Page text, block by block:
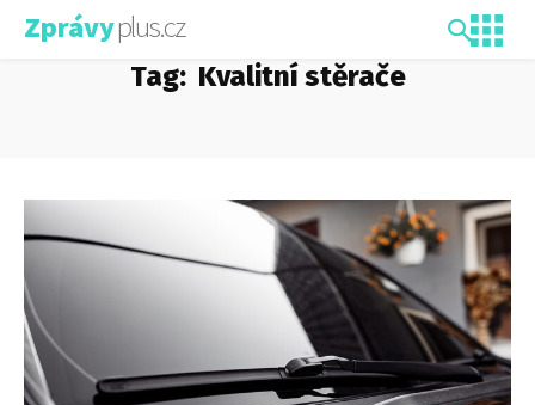
Zprávyplus.cz
Tag: Kvalitní stěrače